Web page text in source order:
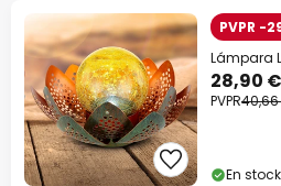
PVPR -
Lámpara
28,90 €
PVPR
En stock